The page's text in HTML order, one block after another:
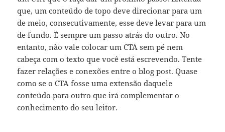
que, um conteúdo de topo deve direcionar para um
de meio, consecutivamente, esse deve levar para um
de fundo. É sempre um passo atrás do outro. No
entanto, não vale colocar um CTA sem pé nem
cabeça com o texto que você está escrevendo. Tente
fazer relações e conexões entre o blog post. Quase
como se o CTA fosse uma extensão daquele
conteúdo para outro que irá complementar o
conhecimento do seu leitor.